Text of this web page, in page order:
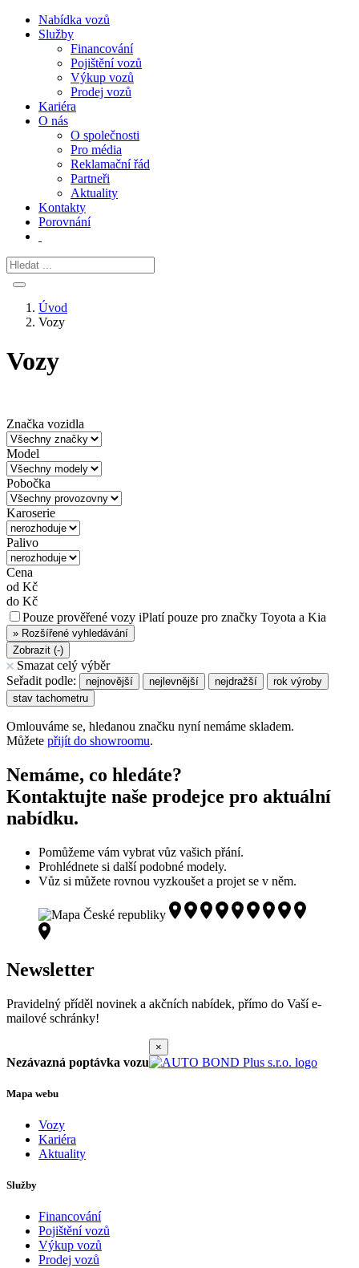
Nabídka vozů
Služby
Financování
Pojištění vozů
Výkup vozů
Prodej vozů
Kariéra
O nás
O společnosti
Pro média
Reklamační řád
Partneři
Aktuality
Kontakty
Porovnání
Úvod
Vozy
Vozy
Značka vozidla
Model
Pobočka
Karoserie
Palivo
Cena
od Kč
do Kč
Pouze prověřené vozy iPlatí pouze pro značky Toyota a Kia
» Rozšířené vyhledávání
Zobrazit (-)
Smazat celý výběr
Seřadit podle:
nejnovější nejlevnější nejdražší
rok výroby
stav tachometru
Omlouváme se, hledanou značku nyní nemáme skladem.
Můžete přijít do showroomu.
Nemáme, co hledáte?
Kontaktujte naše prodejce pro aktuální
nabídku.
Pomůžeme vám vybrat vůz vašich přání.
Prohlédnete si další podobné modely.
Vůz si můžete rovnou vyzkoušet a projet se v něm.
Newsletter
Pravidelný příděl novinek a akčních nabídek, přímo do Vaší e-
mailové schránky!
Nezávazná poptávka vozu
×
Mapa webu
Vozy
Kariéra
Aktuality
Služby
Financování
Pojištění vozů
Výkup vozů
Prodej vozů